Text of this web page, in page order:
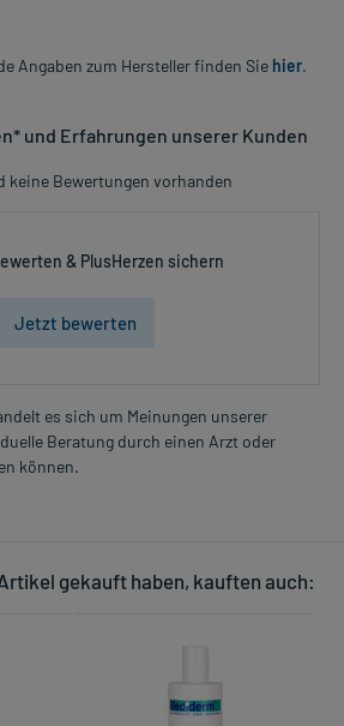
Angaben zum Hersteller finden Sie hier.
und Erfahrungen unserer Kunden
keine Bewertungen vorhanden
& PlusHerzen sichern
Jetzt bewerten
es sich um Meinungen unserer
Beratung durch einen Arzt oder
können.
gekauft haben, kauften auch: